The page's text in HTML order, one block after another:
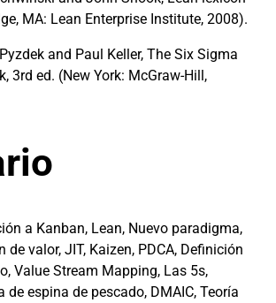
MA: Lean Enterprise Institute, 2008).
and Paul Keller, The Six Sigma
3rd ed. (New York: McGraw-Hill,
a Kanban, Lean, Nuevo paradigma,
de valor, JIT, Kaizen, PDCA, Definición
Value Stream Mapping, Las 5s,
de espina de pescado, DMAIC, Teoría